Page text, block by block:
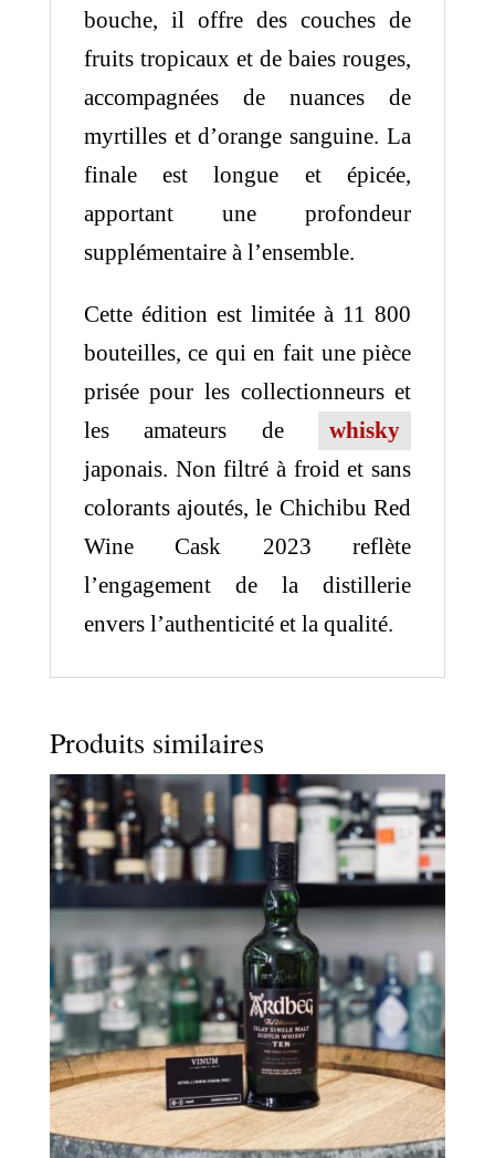
bouche, il offre des couches de
fruits tropicaux et de baies rouges,
accompagnées de nuances de
myrtilles et d’orange sanguine. La
finale est longue et épicée,
apportant une profondeur
supplémentaire à l’ensemble.
Cette édition est limitée à 11 800
bouteilles, ce qui en fait une pièce
prisée pour les collectionneurs et
les amateurs de
whisky
japonais. Non filtré à froid et sans
colorants ajoutés, le Chichibu Red
Wine Cask 2023 reflète
l’engagement de la distillerie
envers l’authenticité et la qualité.
Produits similaires